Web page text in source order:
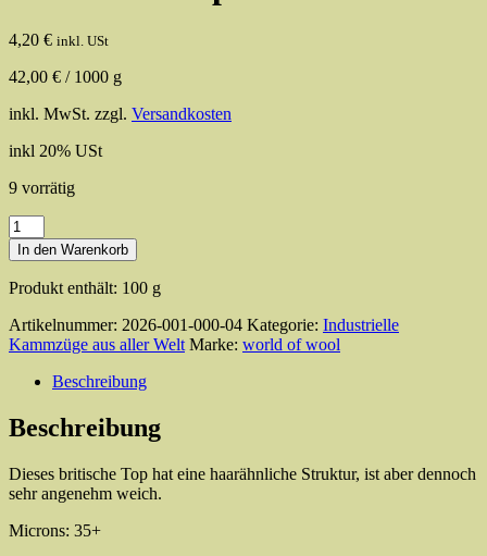
4,20 € inkl. USt
42,00 € / 1000 g
inkl. MwSt. zzgl. Versandkosten
inkl 20% USt
9 vorrätig
Hebridean
Top
Menge
In den Warenkorb
Produkt enthält: 100 g
Artikelnummer: 2026-001-000-04 Kategorie: Industrielle
Kammzüge aus aller Welt Marke: world of wool
Beschreibung
Beschreibung
Dieses britische Top hat eine haarähnliche Struktur, ist aber dennoch
sehr angenehm weich.
Microns: 35+